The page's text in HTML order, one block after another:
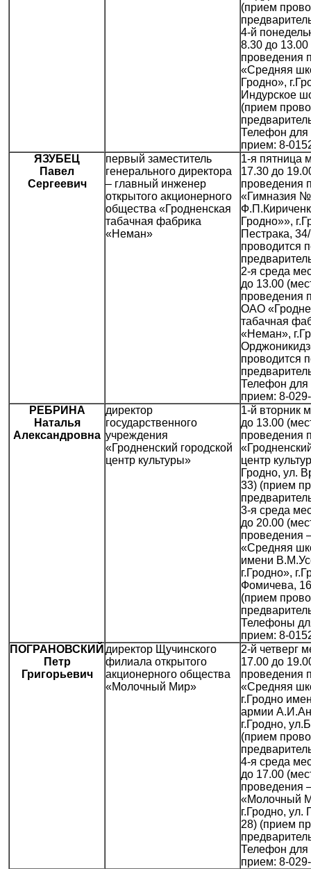
(прием
4-й
8.30 до 13.00
проведения
«Средняя
Гродно»,
Индурское
(прием
Телефон для
прием: 8-
ЯЗУБЕЦ
Павел
Сергеевич
первый заместитель
генерального директора
– главный инженер
открытого акционерного
общества «Гродненская
табачная фабрика
«Неман»
1-я пятница
17.30 до
проведения
«Гимназия
Гродно»»,
Пестрака,
проводится
2-я среда
до 13.00
проведения
ОАО
табачная
«Неман»,
проводится
Телефон для
прием: 8-
РЕБРИНА
Наталья
Александровна
директор
государственного
учреждения
«Гродненский городской
центр культуры»
1-й вторник
до 13.00
проведения
центр
Гродно, ул.
33) (прием
3-я среда
до 20.00
проведения
«Средняя
имени
г.Гродно»,
Фомичева,
(прием
Телефоны
прием: 8-
ПОГРАНОВСКИЙ
Петр
Григорьевич
директор Щучинского
филиала открытого
акционерного общества
«Молочный Мир»
2-й четверг
17.00 до
проведения
«Средняя
г.Гродно
армии
г.Гродно,
(прием
4-я среда
до 17.00
проведения
«Молочный
г.Гродно, ул.
28) (прием
Телефон для
прием: 8-